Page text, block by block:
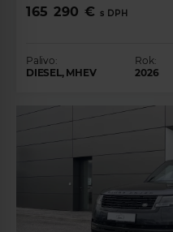
ZÍSKAJTE
165 290 € s DPH
Palivo:
DIESEL, MHEV
Rok:
2026